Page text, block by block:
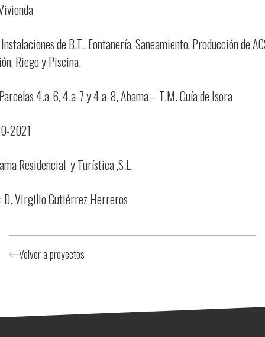
de B.T., Fontanería, Saneamiento, Producción de
Riego y Piscina.
4.a-6, 4.a-7 y 4.a-8, Abama – T.M. Guía de Isora
2021
Residencial y Turística ,S.L.
Virgilio Gutiérrez Herreros
Volver a proyectos